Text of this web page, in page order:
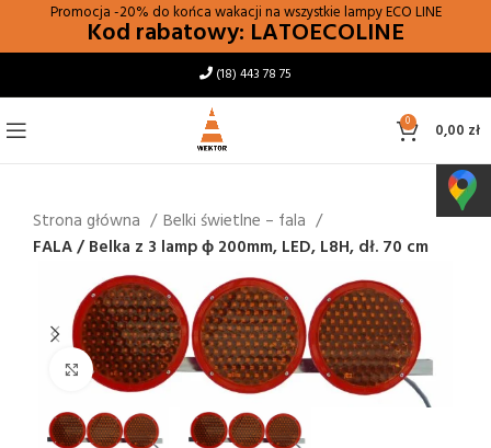
Promocja -20% do końca wakacji na wszystkie lampyECO LINE
Kod rabatowy: LATOECOLINE
(18) 443 78 75
0 0,00 zł
Strona główna
Belki świetlne – fala
FALA / Belka z 3 lamp ϕ 200mm, LED, L8H, dł. 70 cm
Kliknij i powiększ